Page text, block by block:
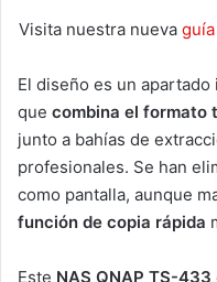
Visita nuestra nueva
El diseño es un
que combina el formato
junto a bahías de
profesionales. Se han
como pantalla, aunque
función de copia rápida
Este NAS QNAP TS-433